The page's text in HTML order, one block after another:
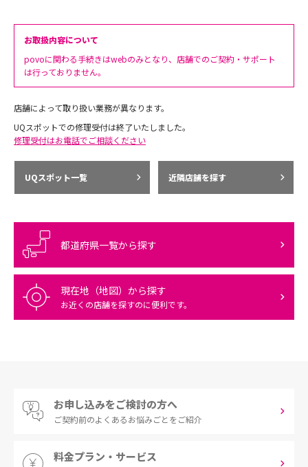
お取扱内容について
povoに関わる手続きはwebのみとなり、店舗でのご契約・サポート
は行っておりません。
店舗によって取り扱い業務が異なります。
UQスポットでの修理受付は終了いたしました。
修理受付はお電話でご相談ください
UQスポット一覧 近隣店舗を探す
都道府県一覧から探す
現在地（地図）から探す
お近くの店舗を探すのに便利です。
お申し込みをご検討の方へ
ご契約前のよくあるお悩みごとをご紹介
料金プラン・サービス